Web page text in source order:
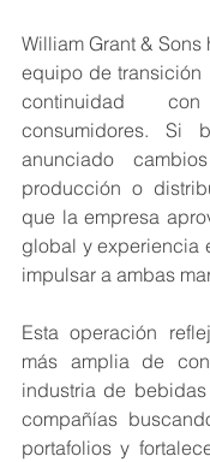
William Grant &
equipo de transición
continuidad
consumidores. Si
anunciado
producción o
que la empresa
global y experiencia
impulsar a ambas
Esta operación
más amplia de
industria de
compañías
portafolios y